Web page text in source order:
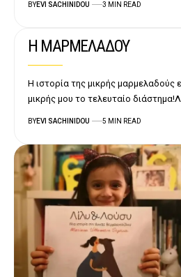
BYEVI SACHINIDOU 3 MIN READ
Η ΜΑΡΜΕΛΑΔΟΥ
Η ιστορία της μικρής μαρμελαδούς
μικρής μου το τελευταίο
BYEVI SACHINIDOU 5 MIN READ